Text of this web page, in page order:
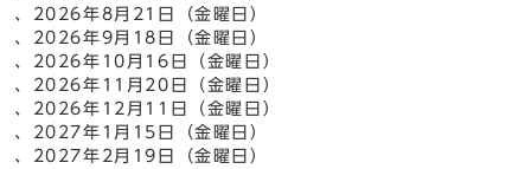
、2026年8月21日（金曜日）
、2026年9月18日（金曜日）
、2026年10月16日（金曜日）
、2026年11月20日（金曜日）
、2026年12月11日（金曜日）
、2027年1月15日（金曜日）
、2027年2月19日（金曜日）